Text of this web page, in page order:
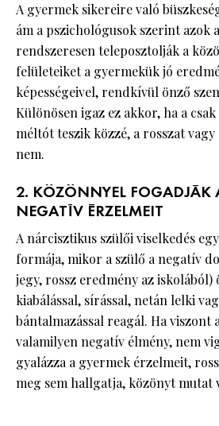
A gyermek sikereire való
ám a pszichológusok szerint azok
rendszeresen teleposztolják a
felületeiket a gyermekük jó
képességeivel, rendkívül önző
Különösen igaz ez akkor, ha a
méltót teszik közzé, a rosszat
nem.
2. KÖZÖNNYEL FOGADJÁK
NEGATÍV ÉRZELMEIT
A nárcisztikus szülői viselkedés
formája, mikor a szülő a negatív
jegy, rossz eredmény az
kiabálással, sírással, netán lelki
bántalmazással reagál. Ha viszont
valamilyen negatív élmény, nem
gyalázza a gyermek érzelmeit,
meg sem hallgatja, közönyt mutat